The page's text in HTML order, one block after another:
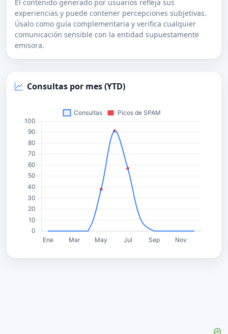
El contenido generado por usuarios refleja sus
experiencias y puede contener percepciones subjetivas.
Úsalo como guía complementaria y verifica cualquier
comunicación sensible con la entidad supuestamente
emisora.
Consultas por mes (YTD)